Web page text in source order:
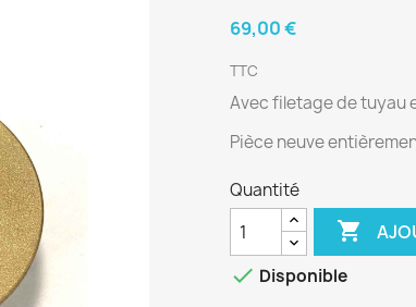
69,00 €
TTC
Avec filetage de tuyau
Pièce neuve
Quantité

 Disponible